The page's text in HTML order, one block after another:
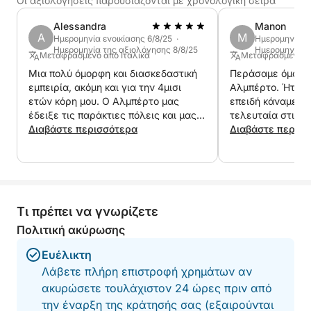
συνοδεύσετε το ταξίδι σας με την αγαπημένη σας
μουσική, δημιουργώντας την τέλεια ατμόσφαιρα.
Μια ολοκληρωμένη εμπειρία, ιδανική για όσους
αναζητούν χαλάρωση, ομορφιά και μια γεύση από
τα θαύματα της λίμνης Γκάρντα σε σύντομο
χρονικό διάστημα.
A
Alessandra
Ημερομηνία ενοικίασης 6/8/25 ·
Ημερομηνία της αξιολόγησης 8/8/25
Μεταφρασμένο από Ιταλικά
Μια πολύ όμορφη και διασκεδαστική
εμπειρία, ακόμη και για την 4μισι
ετών κόρη μου. Ο Αλμπέρτο μας
έδειξε τις παράκτιες πόλεις και μας
εξήγησε μερικά τοπικά αξιοσημείωτα
Διαβάστε περισσότερα
M
Manon
Ημερομηνία
Ημερομηνία
Μεταφρασμένο
Περάσαμε
Αλμπέρτο. Ήταν
επειδή κάναμε
τελευταία
Διαβάστε
Τι πρέπει να γνωρίζετε
Πολιτική ακύρωσης
Ευέλικτη
Λάβετε πλήρη επιστροφή χρημάτων αν
ακυρώσετε τουλάχιστον 24 ώρες πριν από
την έναρξη της κράτησής σας (εξαιρούνται